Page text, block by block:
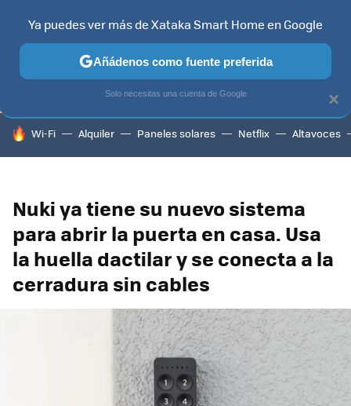
TELEVISORES CONTENIDOS SMART TV SELECCIÓN
HOY SE HABLA DE
Wi-Fi Alquiler Paneles solares Netflix Altavoces
Nuki ya tiene su nuevo sistema
para abrir la puerta en casa. Usa
la huella dactilar y se conecta a la
cerradura sin cables
×
Ya puedes ver más de Xataka Smart Home en Google
Añádenos como fuente preferida
Solo necesitas una cuenta de Google